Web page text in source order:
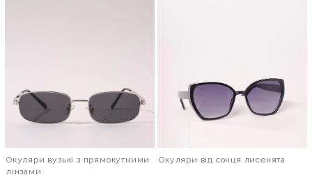
Окуляри вузькі з прямокутними
лінзами
Окуляри від сонця лисенята